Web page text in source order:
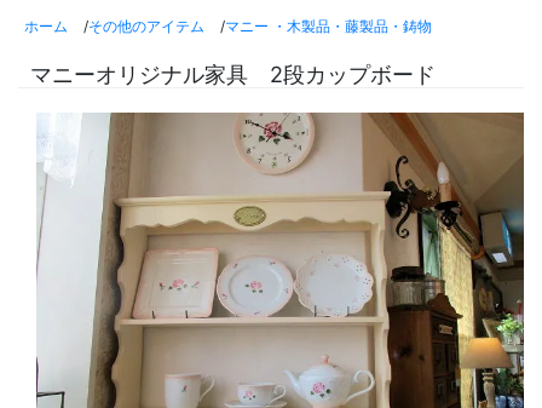
ホーム /その他のアイテム /マニー ・木製品・藤製品・鋳物
マニーオリジナル家具 2段カップボード